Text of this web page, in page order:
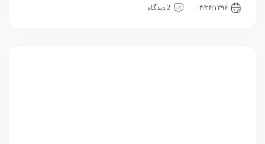
۰۴/۲۴/۱۳۹۶
2 دیدگاه